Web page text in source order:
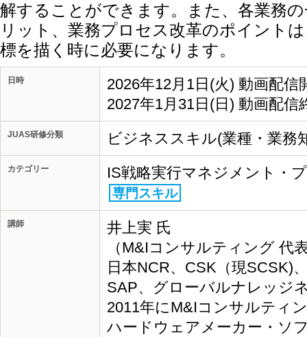
解することができます。また、各業務
リット、業務プロセス改革のポイント
標を描く時に必要になります。
日時
2026年12月1日(火) 動画配信
2027年1月31日(日) 動画配信
JUAS研修分類 ビジネススキル(業種・業務
カテゴリー IS戦略実行マネジメント・
専門スキル
講師
井上実 氏
（M&Iコンサルティング 代
日本NCR、CSK（現SCSK)
SAP、グローバルナレッジ
2011年にM&Iコンサルティ
ハードウェアメーカー・ソ